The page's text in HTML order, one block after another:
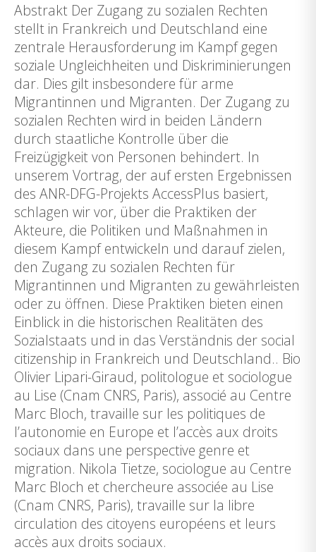
Abstrakt Der Zugang zu sozialen Rechten
stellt in Frankreich und Deutschland eine
zentrale Herausforderung im Kampf gegen
soziale Ungleichheiten und Diskriminierungen
dar. Dies gilt insbesondere für arme
Migrantinnen und Migranten. Der Zugang zu
sozialen Rechten wird in beiden Ländern
durch staatliche Kontrolle über die
Freizügigkeit von Personen behindert. In
unserem Vortrag, der auf ersten Ergebnissen
des ANR-DFG-Projekts AccessPlus basiert,
schlagen wir vor, über die Praktiken der
Akteure, die Politiken und Maßnahmen in
diesem Kampf entwickeln und darauf zielen,
den Zugang zu sozialen Rechten für
Migrantinnen und Migranten zu gewährleisten
oder zu öffnen. Diese Praktiken bieten einen
Einblick in die historischen Realitäten des
Sozialstaats und in das Verständnis der social
citizenship in Frankreich und Deutschland.. Bio
Olivier Lipari-Giraud, politologue et sociologue
au Lise (Cnam CNRS, Paris), associé au Centre
Marc Bloch, travaille sur les politiques de
l’autonomie en Europe et l’accès aux droits
sociaux dans une perspective genre et
migration. Nikola Tietze, sociologue au Centre
Marc Bloch et chercheure associée au Lise
(Cnam CNRS, Paris), travaille sur la libre
circulation des citoyens européens et leurs
accès aux droits sociaux.